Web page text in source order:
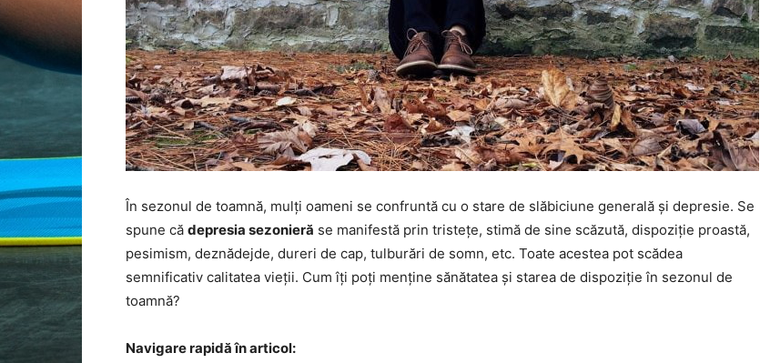
În sezonul de toamnă, mulți oameni se confruntă cu o stare de slăbiciune generală și depresie. Se
spune că depresia sezonieră se manifestă prin tristețe, stimă de sine scăzută, dispoziție proastă,
pesimism, deznădejde, dureri de cap, tulburări de somn, etc. Toate acestea pot scădea
semnificativ calitatea vieții. Cum îți poți menține sănătatea și starea de dispoziție în sezonul de
toamnă?
Navigare rapidă în articol: